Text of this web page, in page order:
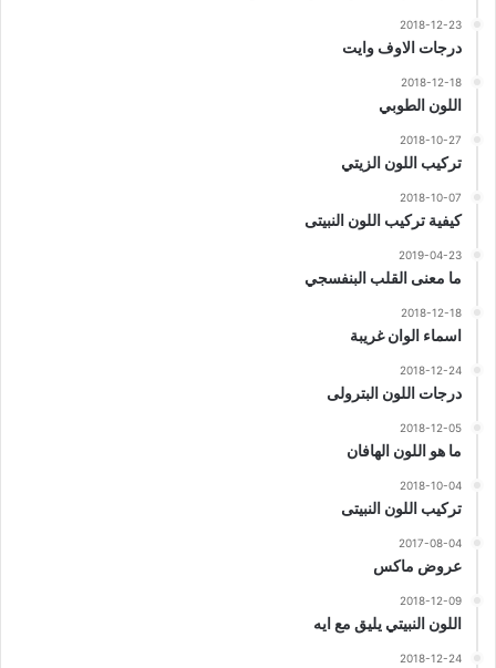
2018-12-23
درجات الاوف وايت
2018-12-18
اللون الطوبي
2018-10-27
تركيب اللون الزيتي
2018-10-07
كيفية تركيب اللون النبيتى
2019-04-23
ما معنى القلب البنفسجي
2018-12-18
اسماء الوان غريبة
2018-12-24
درجات اللون البترولى
2018-12-05
ما هو اللون الهافان
2018-10-04
تركيب اللون النبيتى
2017-08-04
عروض ماكس
2018-12-09
اللون النبيتي يليق مع ايه
2018-12-24